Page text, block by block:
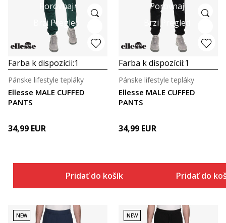
Porovnaj
Brzi Pregled
Farba k dispozícii:1
Ellesse MALE CUFFED
PANTS
Pánske lifestyle tepláky
34,99 EUR
Pridať do košíka
Porovnaj
Brzi Pregled
Farba k dispozícii:1
Ellesse MALE CUFFED
PANTS
Pánske lifestyle tepláky
34,99 EUR
Pridať do
NEW NEW